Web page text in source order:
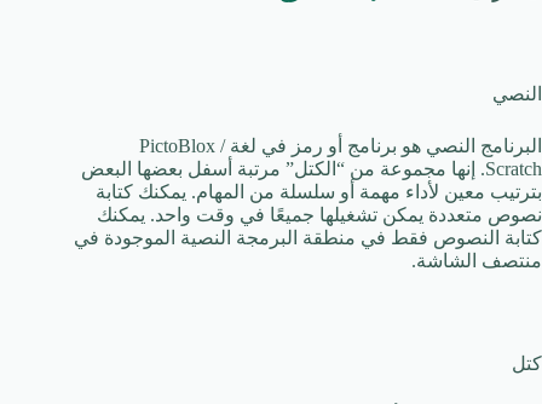
النصي
البرنامج النصي هو برنامج أو رمز في لغة PictoBlox /
Scratch. إنها مجموعة من “الكتل” مرتبة أسفل بعضها البعض
بترتيب معين لأداء مهمة أو سلسلة من المهام. يمكنك كتابة
نصوص متعددة يمكن تشغيلها جميعًا في وقت واحد. يمكنك
كتابة النصوص فقط في منطقة البرمجة النصية الموجودة في
منتصف الشاشة.
كتل